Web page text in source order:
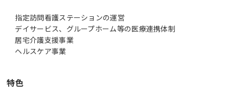
指定訪問看護ステーションの運営
デイサービス、グループホーム等の医療連携体制
居宅介護支援事業
ヘルスケア事業
特色